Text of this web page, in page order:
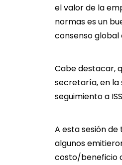
el valor de la
normas es un
consenso global
Cabe destacar,
secretaría, en la
seguimiento a
A esta sesión
algunos
costo/beneficio